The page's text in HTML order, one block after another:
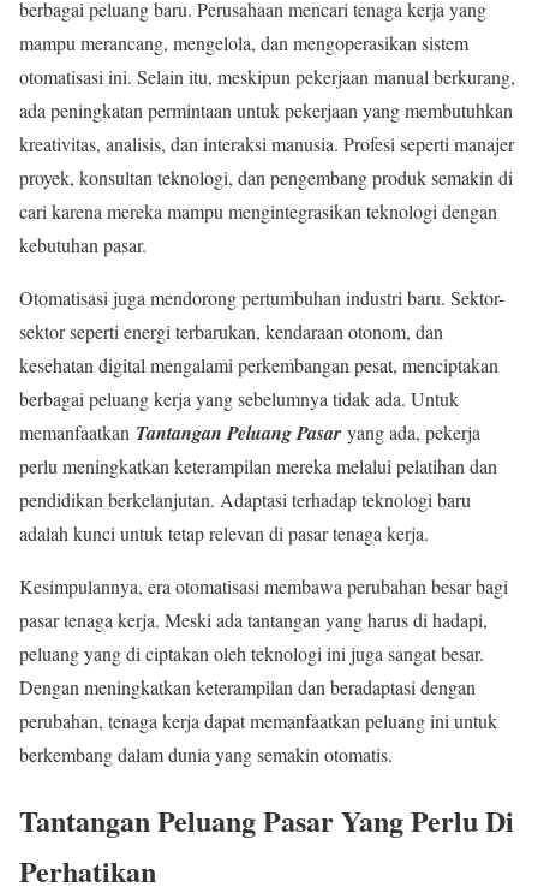
berbagai peluang baru. Perusahaan mencari tenaga kerja yang
mampu merancang, mengelola, dan mengoperasikan sistem
otomatisasi ini. Selain itu, meskipun pekerjaan manual berkurang,
ada peningkatan permintaan untuk pekerjaan yang membutuhkan
kreativitas, analisis, dan interaksi manusia. Profesi seperti manajer
proyek, konsultan teknologi, dan pengembang produk semakin di
cari karena mereka mampu mengintegrasikan teknologi dengan
kebutuhan pasar.
Otomatisasi juga mendorong pertumbuhan industri baru. Sektor-
sektor seperti energi terbarukan, kendaraan otonom, dan
kesehatan digital mengalami perkembangan pesat, menciptakan
berbagai peluang kerja yang sebelumnya tidak ada. Untuk
memanfaatkan Tantangan Peluang Pasar yang ada, pekerja
perlu meningkatkan keterampilan mereka melalui pelatihan dan
pendidikan berkelanjutan. Adaptasi terhadap teknologi baru
adalah kunci untuk tetap relevan di pasar tenaga kerja.
Kesimpulannya, era otomatisasi membawa perubahan besar bagi
pasar tenaga kerja. Meski ada tantangan yang harus di hadapi,
peluang yang di ciptakan oleh teknologi ini juga sangat besar.
Dengan meningkatkan keterampilan dan beradaptasi dengan
perubahan, tenaga kerja dapat memanfaatkan peluang ini untuk
berkembang dalam dunia yang semakin otomatis.
Tantangan Peluang Pasar Yang Perlu Di
Perhatikan